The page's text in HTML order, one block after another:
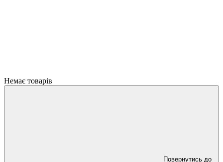
Немає товарів
Повернутись до